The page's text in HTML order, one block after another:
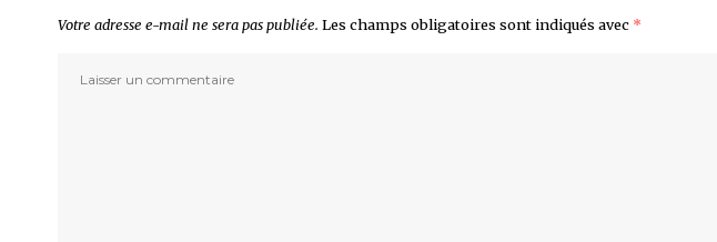
Votre adresse e-mail ne sera pas publiée. Les champs obligatoires sont indiqués avec *